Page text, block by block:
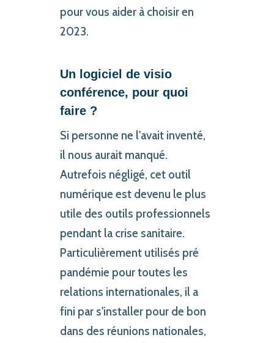
pour vous aider à choisir en
2023.
Un logiciel de visio
conférence, pour quoi
faire ?
Si personne ne l'avait inventé,
il nous aurait manqué.
Autrefois négligé, cet outil
numérique est devenu le plus
utile des outils professionnels
pendant la crise sanitaire.
Particulièrement utilisés pré
pandémie pour toutes les
relations internationales, il a
fini par s'installer pour de bon
dans des réunions nationales,